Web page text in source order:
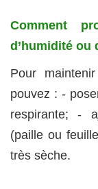
Comment
d’humidité ou
Pour
pouvez : -
respirante; -
(paille ou
très sèche.